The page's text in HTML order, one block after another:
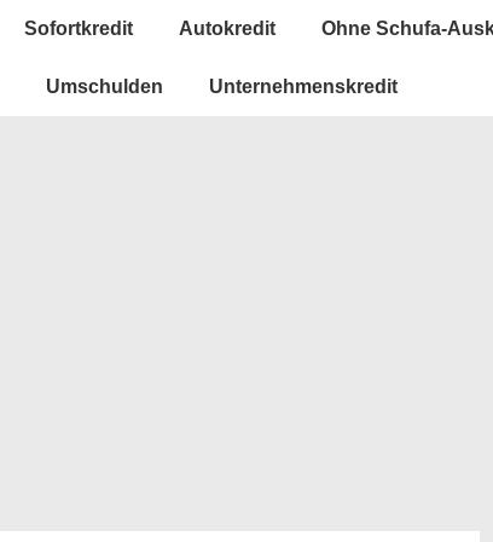
Sofortkredit Autokredit Ohne Schufa-
Umschulden Unternehmenskredit